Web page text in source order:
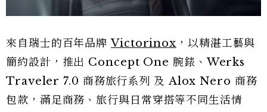
來自瑞士的百年品牌Victorinox ，以精湛工藝與
簡約設計，推出 Concept One 腕錶、Werks
Traveler 7.0 商務旅行系列 及 Alox Nero 商務
包款，滿足商務、旅行與日常穿搭等不同生活情